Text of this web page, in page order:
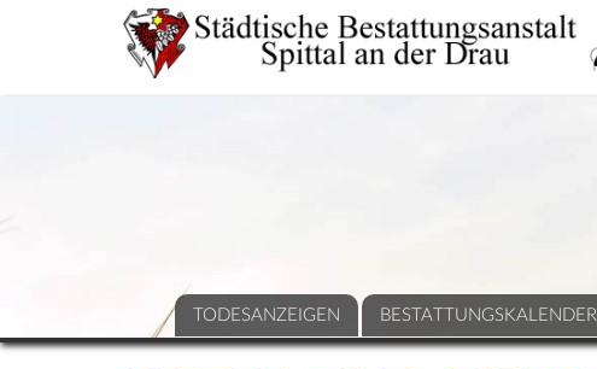
TODESANZEIGEN BESTATTUNGSKALENDER